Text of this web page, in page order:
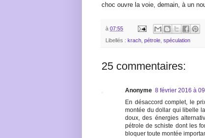
choc ouvre la voie, demain, à un
à 07:55
Libellés : krach pétrole spéculation
25 commentaires:
Anonyme 8 février 2016 à
En désaccord complet, le
montée du dollar qui libelle
doux, des énergies
pétrole de schiste dont les
bloquer toute montée